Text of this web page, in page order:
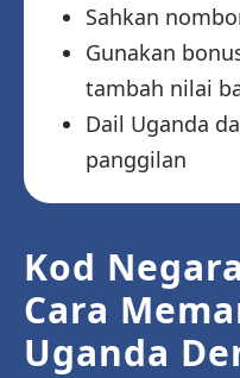
Sahkan
Gunakan
tambah nilai
Dail Uganda
panggilan
Kod
Cara
Uganda